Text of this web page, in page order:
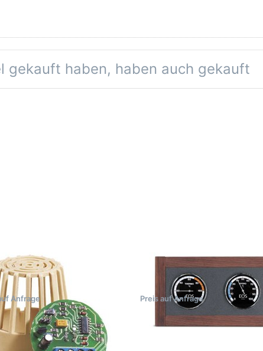
gekauft haben, haben auch gekauft
Feuchtefühler
Anfrage
EOS Excellent
Klimamess-Station
Preis auf Anfrage